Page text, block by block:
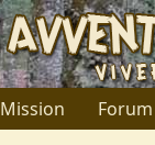
Mission Forum